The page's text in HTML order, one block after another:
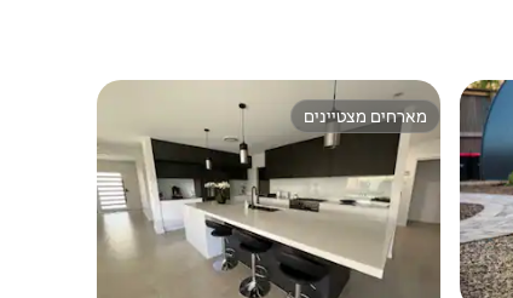
מארחים מצטיינים
מארחים מצטיינים